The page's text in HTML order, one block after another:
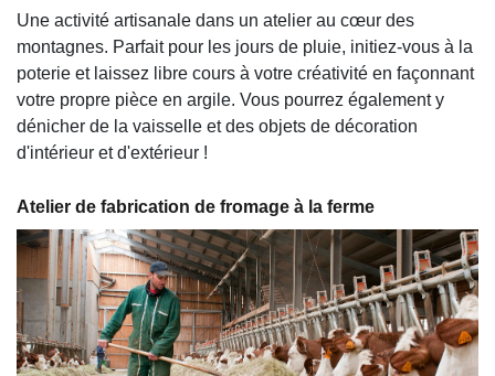
Une activité artisanale dans un atelier au cœur des
montagnes. Parfait pour les jours de pluie, initiez-vous à la
poterie et laissez libre cours à votre créativité en façonnant
votre propre pièce en argile. Vous pourrez également y
dénicher de la vaisselle et des objets de décoration
d'intérieur et d'extérieur !
Atelier de fabrication de fromage à la ferme